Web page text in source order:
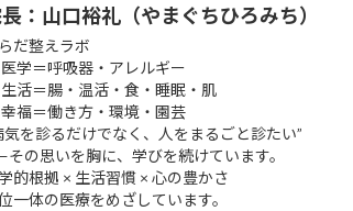
：山口裕礼（やまぐちひろみち）
だ整えラボ
学＝呼吸器・アレルギー
活＝腸・温活・食・睡眠・肌
福＝働き方・環境・園芸
気を診るだけでなく、人をまるごと診たい”
の思いを胸に、学びを続けています。
的根拠 × 生活習慣 × 心の豊かさ
一体の医療をめざしています。